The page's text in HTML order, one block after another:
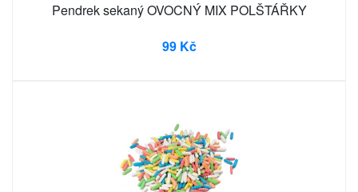
Pendrek sekaný OVOCNÝ MIX POLŠTÁŘKY
99 Kč